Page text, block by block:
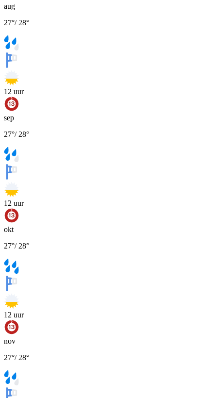
aug
27°/ 28°
12 uur
sep
27°/ 28°
12 uur
okt
27°/ 28°
12 uur
nov
27°/ 28°